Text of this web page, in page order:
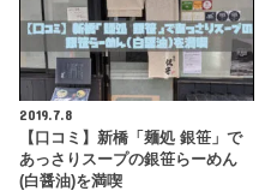
2019.7.8
【口コミ】新橋「麺処 銀笹」で
あっさりスープの銀笹らーめん
(白醤油)を満喫